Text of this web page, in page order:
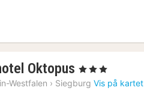
Oktopus 3
netter
, 3 Stjerner
Westfalen › Siegburg Vis på kartet